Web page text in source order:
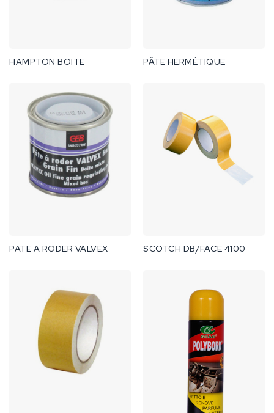
HAMPTON BOITE PÂTE HERMÉTIQUE
PATE A RODER VALVEX SCOTCH DB/FACE 4100